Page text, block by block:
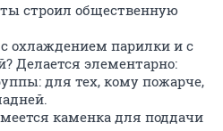
строил общественную
охлаждением парилки и с
Делается элементарно:
для тех, кому пожарче,
каменка для поддачи